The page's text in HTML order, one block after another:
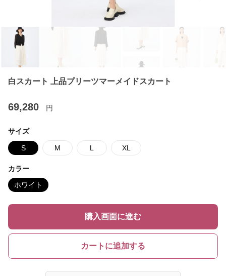
白スカート 上品プリーツマーメイドスカート
69,280 円
サイズ
S M L XL
カラー
ホワイト
購入画面に進む
カートに追加する